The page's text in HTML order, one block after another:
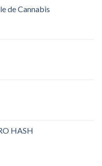
de Cannabis
HASH